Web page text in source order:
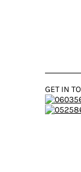
GET IN